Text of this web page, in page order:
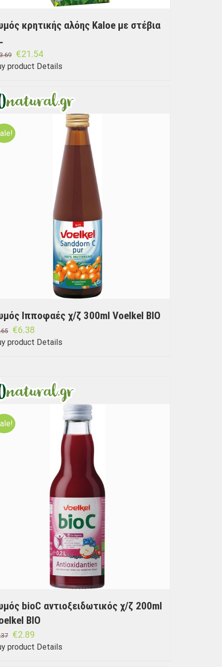
κρητικής αλόης Kaloe με στέβια
€21.54
product Details
Ιπποφαές χ/ζ 300ml Voelkel BIO
€6.38
product Details
bioC αντιοξειδωτικός χ/ζ 200ml
BIO
€2.89
product Details